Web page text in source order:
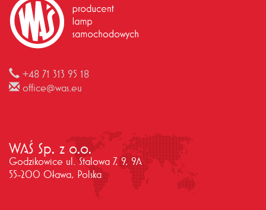
+48 71 313 95 18
office@was.eu
WAŚ Sp. z o.o.
Godzikowice ul. Stalowa 7, 9, 9A
55-200 Oława, Polska